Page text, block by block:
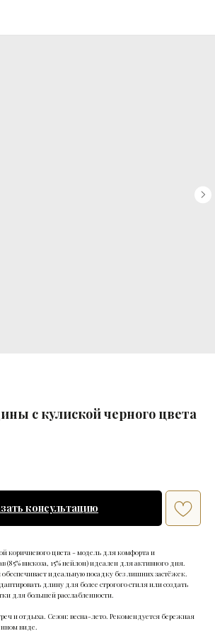
с кулиской черного цвета
консультацию
коричневого цвета - модель для комфорта и
(85% вискоза, 15% нейлон) идеален для активного дня.
обеспечивает идеальную посадку без лишних застёжек.
длину для более строгого стиля или создать
для большей расслабленности.
и отдыха. Сезон: весна-лето. Рекомендуется бережная
виде.